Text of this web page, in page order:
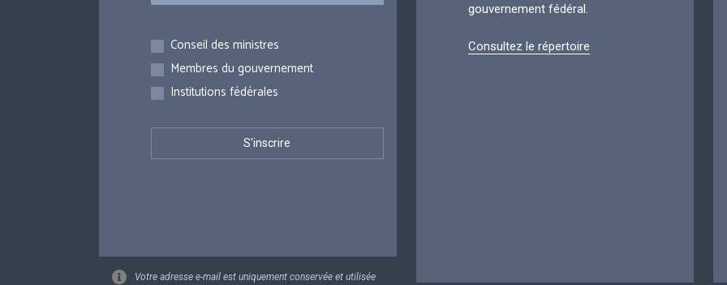
Inscriptions
Conseil des ministres
Membres du gouvernement
Institutions fédérales
Votre adresse e-mail est uniquement conservée et utilisée
gouvernement fédéral.
Consultez le répertoire